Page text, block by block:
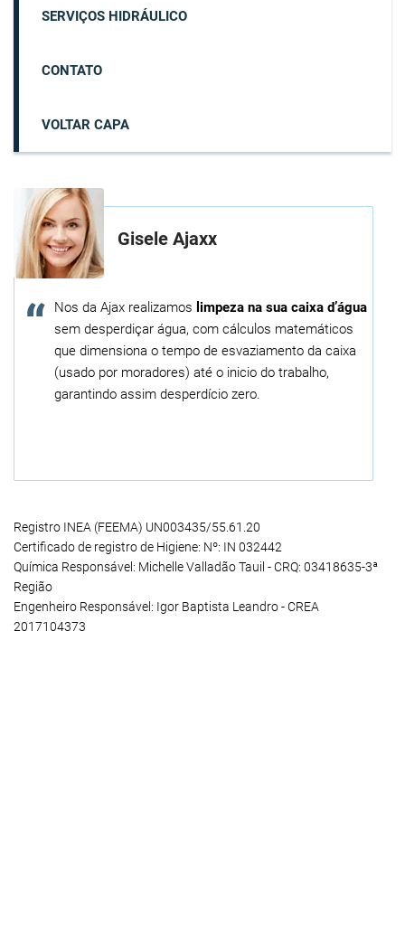
SERVIÇOS HIDRÁULICO
CONTATO
VOLTAR CAPA
Gisele Ajaxx
Nos da Ajax realizamos limpeza na sua caixa d’água
sem desperdiçar água, com cálculos matemáticos
que dimensiona o tempo de esvaziamento da caixa
(usado por moradores) até o inicio do trabalho,
garantindo assim desperdício zero.
Registro INEA (FEEMA) UN003435/55.61.20
Certificado de registro de Higiene: Nº: IN 032442
Química Responsável: Michelle Valladão Tauil - CRQ: 03418635-3ª
Região
Engenheiro Responsável: Igor Baptista Leandro - CREA
2017104373